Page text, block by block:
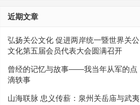
近期文章
弘扬关公文化 促进两岸统一暨世界关公
文化第五届会员代表大会圆满召开
曾经的记忆与故事——我当年从军的点
滴轶事
山海联脉 忠义传薪：泉州关岳庙与武夷